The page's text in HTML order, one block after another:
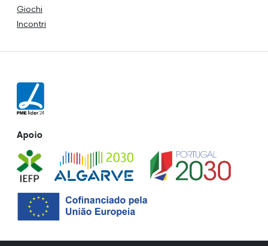
Giochi
Incontri
Apoio